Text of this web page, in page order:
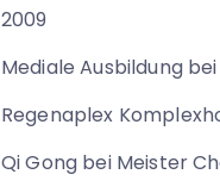
2009
Mediale Ausbildung
Regenaplex
Qi Gong bei Meister